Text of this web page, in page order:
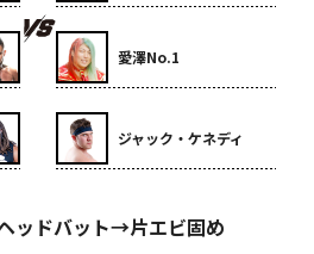
愛澤No.1
ジャック・ケネディ
ッドバット→片エビ固め